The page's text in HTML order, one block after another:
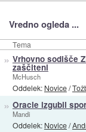
Vredno ogleda ...
Tema
» Vrhovno sodišče
zaščiteni
McHusch
Oddelek: Novice/
» Oracle izgubil
Mandi
Oddelek: Novice/